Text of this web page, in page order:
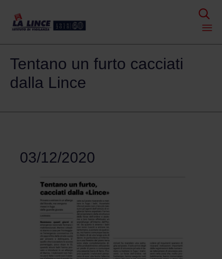

to
Tentano un furto cacciati
dalla Lince
03/12/2020